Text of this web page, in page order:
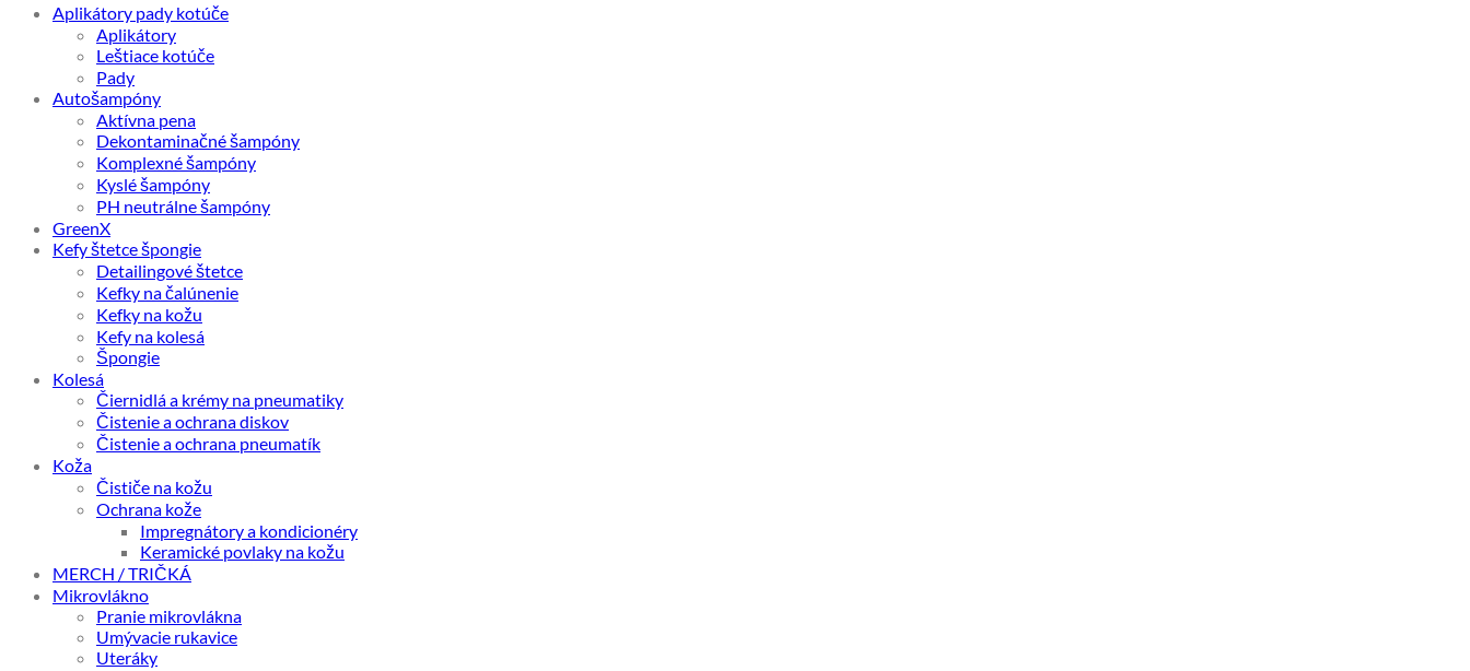
Aplikátory pady kotúče
Aplikátory
Leštiace kotúče
Pady
Autošampóny
Aktívna pena
Dekontaminačné šampóny
Komplexné šampóny
Kyslé šampóny
PH neutrálne šampóny
GreenX
Kefy štetce špongie
Detailingové štetce
Kefky na čalúnenie
Kefky na kožu
Kefy na kolesá
Špongie
Kolesá
Čiernidlá a krémy na pneumatiky
Čistenie a ochrana diskov
Čistenie a ochrana pneumatík
Koža
Čističe na kožu
Ochrana kože
Impregnátory a kondicionéry
Keramické povlaky na kožu
MERCH / TRIČKÁ
Mikrovlákno
Pranie mikrovlákna
Umývacie rukavice
Uteráky